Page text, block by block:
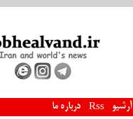
آرشیو Rss درباره ما